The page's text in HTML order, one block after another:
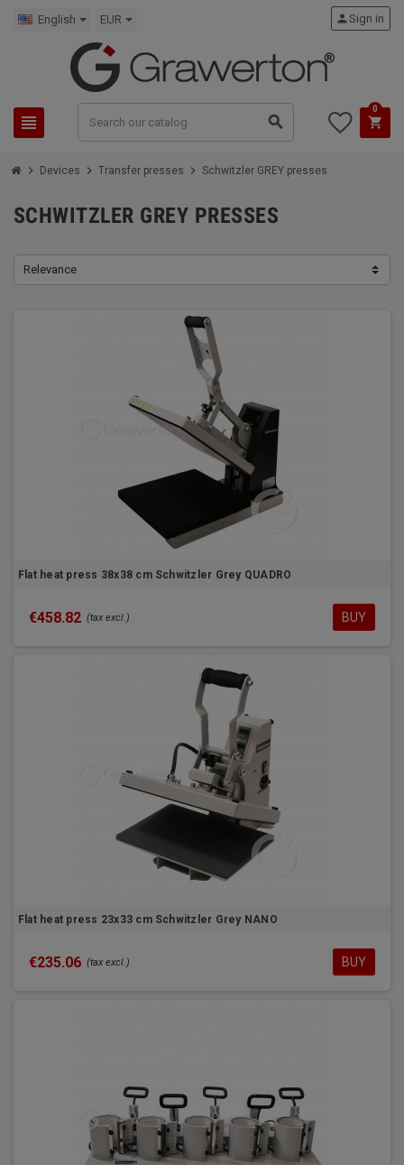
English EUR
view_headline search
personSign in
shopping_cart
0
chevron_right Devices chevron_right Transfer presses chevron_right Schwitzler GREY presses
SCHWITZLER GREY PRESSES
Relevance
Flat heat press 38x38 cm Schwitzler Grey QUADRO
€458.82 (tax excl.) BUY
Flat heat press 23x33 cm Schwitzler Grey NANO
€235.06 (tax excl.) BUY